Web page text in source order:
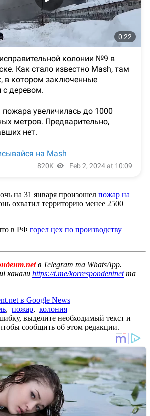
на 31 января произошел пожар на
охватил территорию менее 2500
в РФ горел цех по производству
в Telegram та WhatsApp.
канали https://t.me/korrespondentnetта
в Google News
, пожар, колония
выделите необходимый текст и
сообщить об этом редакции.